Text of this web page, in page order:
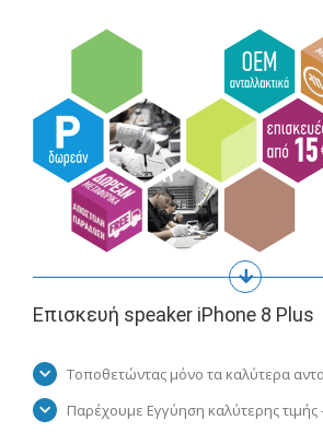
Επισκευή speaker iPhone 8 Plus
Τοποθετώντας μόνο τα καλύτερα
Παρέχουμε Εγγύηση καλύτερης τιμής